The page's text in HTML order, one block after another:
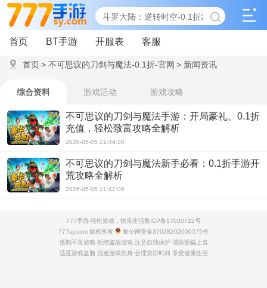
首页 BT手游 开服表 客服
首页> 不可思议的刀剑与魔法-0.1折-官网 > 新闻资讯
综合资料 游戏活动 游戏攻略
不可思议的刀剑与魔法手游：开局豪礼、0.1折
充值，轻松致富攻略全解析
2026-05-05 21:49:30
不可思议的刀剑与魔法新手必看：0.1折手游开
荒攻略全解析
2026-05-05 21:47:06
777手游-轻松游戏，快乐生活鲁ICP备17030722号
777sy.com 版权所有
鲁公网安备37028202000575号
抵制不良游戏 拒绝盗版游戏 注意自我保护 谨防受骗上当
适度游戏益脑 沉迷游戏伤身 合理安排时间 享受健康生活